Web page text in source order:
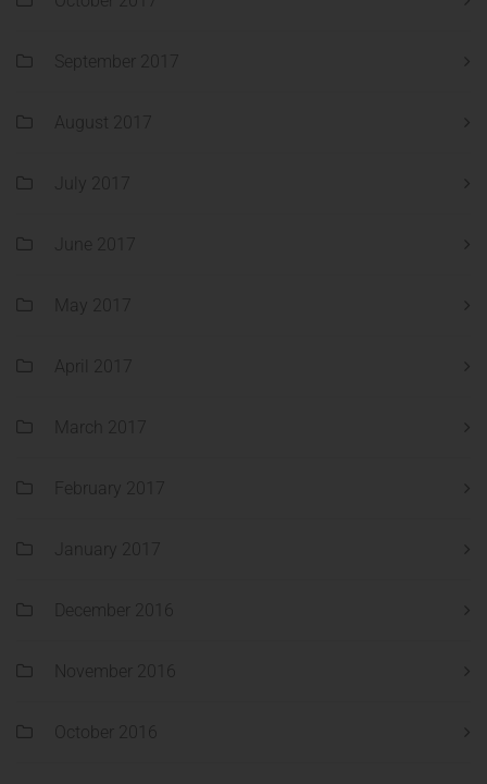
September 2017
August 2017
July 2017
June 2017
May 2017
April 2017
March 2017
February 2017
January 2017
December 2016
November 2016
October 2016